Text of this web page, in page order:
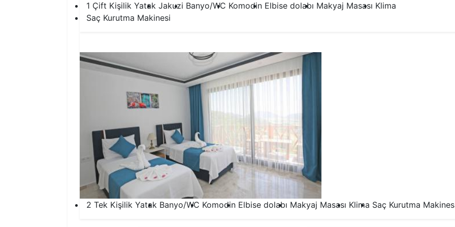
1 Çift Kişilik Yatak Jakuzi Banyo/WC Komodin Elbise dolabı Makyaj Masası Klima
Saç Kurutma Makinesi
2 Tek Kişilik Yatak Banyo/WC Komodin Elbise dolabı Makyaj Masası Klima Saç Kurutma